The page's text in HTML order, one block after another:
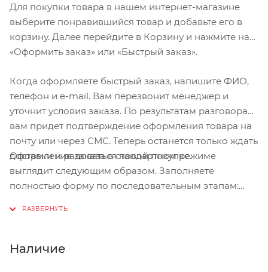
Для покупки товара в нашем интернет-магазине
выберите понравившийся товар и добавьте его в
корзину. Далее перейдите в Корзину и нажмите на
«Оформить заказ» или «Быстрый заказ».
Когда оформляете быстрый заказ, напишите ФИО,
телефон и e-mail. Вам перезвонит менеджер и
уточнит условия заказа. По результатам разговора
вам придет подтверждение оформления товара на
почту или через СМС. Теперь останется только ждать
доставки и радоваться новой покупке.
Оформление заказа в стандартном режиме
выглядит следующим образом. Заполняете
полностью форму по последовательным этапам:
Нажмите кнопку «Оформить заказ».
Наличие